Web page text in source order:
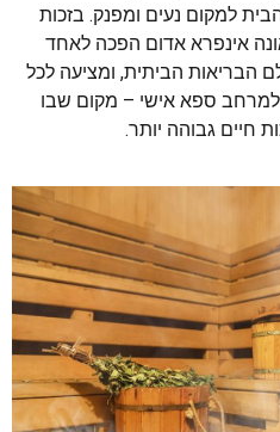
למקום נעים ומפנק. בזכות
אינפרא אדום הפכה לאחד
הבריאות הביתית, ומציעה לכל
ספא אישי – מקום שבו
חיים גבוהה יותר.